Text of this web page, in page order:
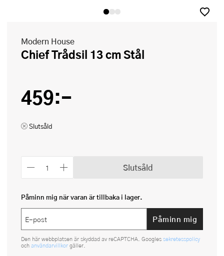
Modern House
Chief Trådsil 13 cm Stål
459:-
Slutsåld
Slutsåld
Påminn mig när varan är tillbaka i lager.
Påminn mig
Den här webbplatsen är skyddad av reCAPTCHA. Googles sekretesspolicy
och användarvillkor gäller.